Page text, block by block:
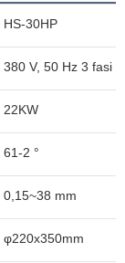
HS-30HP
380 V, 50 Hz 3 fasi
22KW
61-2 °
0,15~38 mm
φ220x350mm